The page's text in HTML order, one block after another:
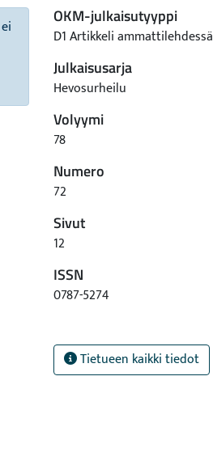
OKM-julkaisutyyppi
D1 Artikkeli ammattilehdessä
Julkaisusarja
Hevosurheilu
Volyymi
78
Numero
72
Sivut
12
ISSN
0787-5274
Tietueen kaikki tiedot